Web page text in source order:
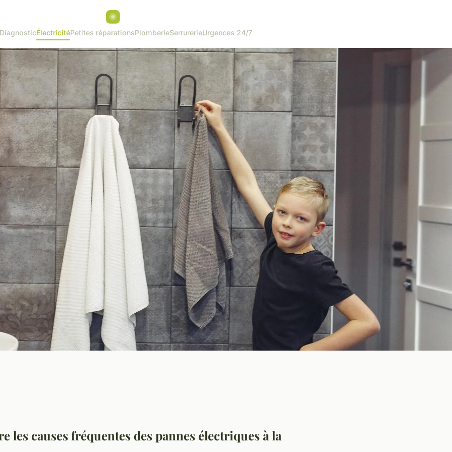
DiagnosticÉlectricitéPetites réparationsPlomberieSerrurerieUrgences 24/7
les causes fréquentes des pannes électriques à la